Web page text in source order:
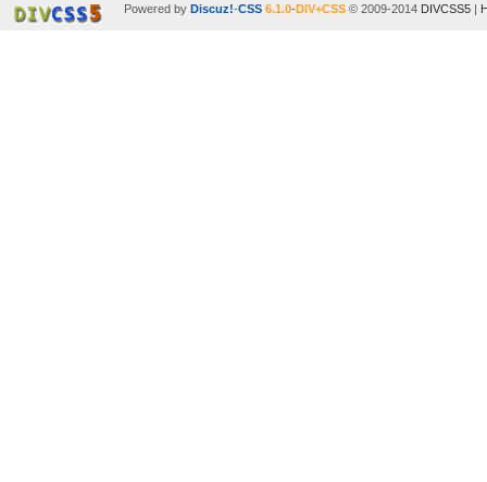
Powered by Discuz!-CSS 6.1.0-DIV+CSS© 2009-2014 DIVCSS5|